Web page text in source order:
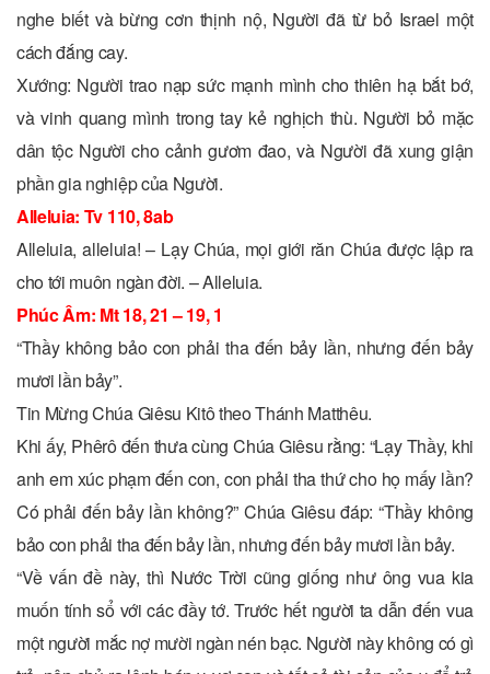
nghe biết và bừng cơn thịnh nộ, Người đã từ bỏ Israel một
cách đắng cay.
Xướng: Người trao nạp sức mạnh mình cho thiên hạ bắt bớ,
và vinh quang mình trong tay kẻ nghịch thù. Người bỏ mặc
dân tộc Người cho cảnh gươm đao, và Người đã xung giận
phần gia nghiệp của Người.
Alleluia: Tv 110, 8ab
Alleluia, alleluia! – Lạy Chúa, mọi giới răn Chúa được lập ra
cho tới muôn ngàn đời. – Alleluia.
Phúc Âm: Mt 18, 21 – 19, 1
“Thầy không bảo con phải tha đến bảy lần, nhưng đến bảy
mươi lần bảy”.
Tin Mừng Chúa Giêsu Kitô theo Thánh Matthêu.
Khi ấy, Phêrô đến thưa cùng Chúa Giêsu rằng: “Lạy Thầy, khi
anh em xúc phạm đến con, con phải tha thứ cho họ mấy lần?
Có phải đến bảy lần không?” Chúa Giêsu đáp: “Thầy không
bảo con phải tha đến bảy lần, nhưng đến bảy mươi lần bảy.
“Về vấn đề này, thì Nước Trời cũng giống như ông vua kia
muốn tính sổ với các đầy tớ. Trước hết người ta dẫn đến vua
một người mắc nợ mười ngàn nén bạc. Người này không có gì